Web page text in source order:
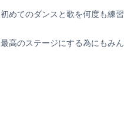
初めてのダンスと歌を何度も練
最高のステージにする為にもみ